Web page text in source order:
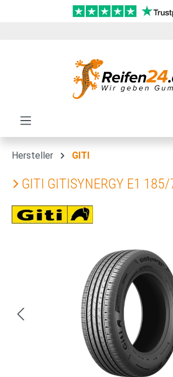
Zum Hauptinhalt springen
Hersteller GITI
GITI GITISYNERGY E1
Bildergalerie überspringen